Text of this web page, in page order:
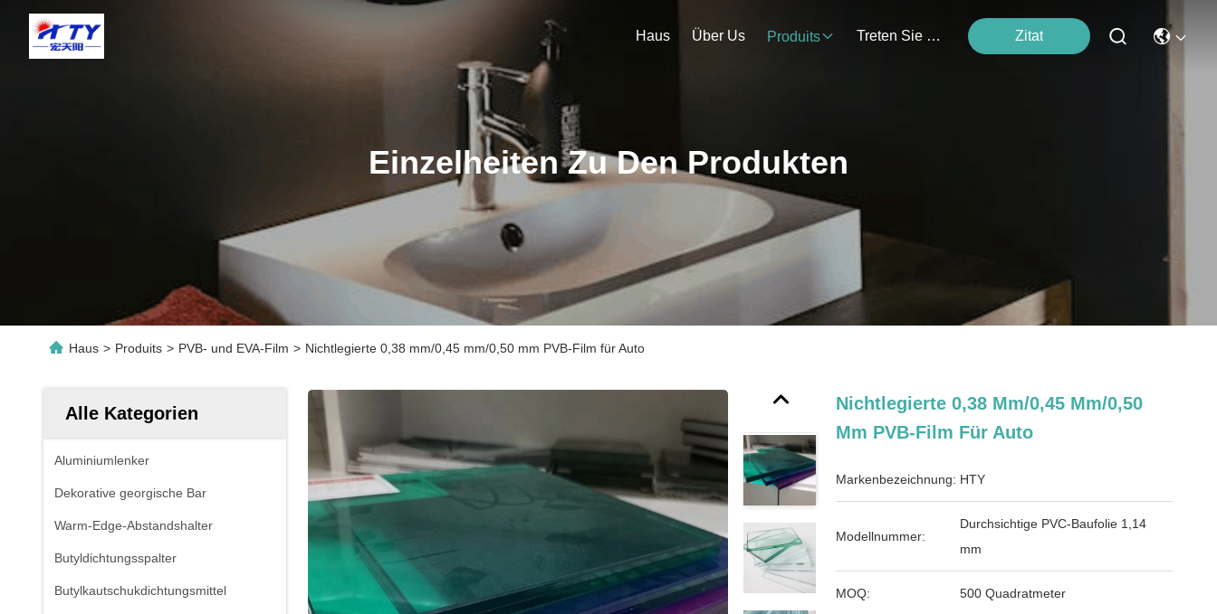
Haus Über Us Produits Treten Sie Mit Uns In Verbindung Zitat
Einzelheiten Zu Den Produkten
Haus > Produits > PVB- und EVA-Film > Nichtlegierte 0,38 mm/0,45 mm/0,50 mm PVB-Film für Auto
Alle Kategorien
Aluminiumlenker
Dekorative georgische Bar
Warm-Edge-Abstandshalter
Butyldichtungsspalter
Butylkautschukdichtungsmittel
Nichtlegierte 0,38 Mm/0,45 Mm/0,50
Mm PVB-Film Für Auto
Markenbezeichnung: HTY
Modellnummer:
Durchsichtige PVC-Baufolie 1,14
mm
MOQ: 500 Quadratmeter